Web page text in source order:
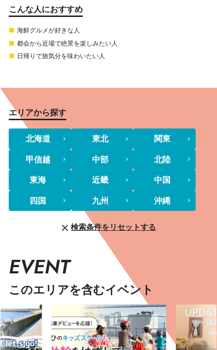
こんな人におすすめ
海鮮グルメが好きな人
都会から近場で絶景を楽しみたい人
日帰りで旅気分を味わいたい人
エリアから探す
北海道 東北 関東
甲信越 中部 北陸
東海 近畿 中国
四国 九州 沖縄
検索条件をリセットする
EVENT
このエリアを含むイベント